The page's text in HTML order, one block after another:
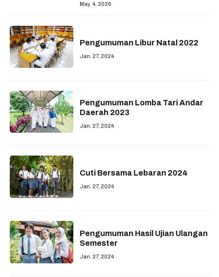
May. 4, 2026
Pengumuman Libur Natal 2022
Jan. 27, 2024
Pengumuman Lomba Tari Andar
Daerah 2023
Jan. 27, 2024
Cuti Bersama Lebaran 2024
Jan. 27, 2024
Pengumuman Hasil Ujian Ulangan
Semester
Jan. 27, 2024